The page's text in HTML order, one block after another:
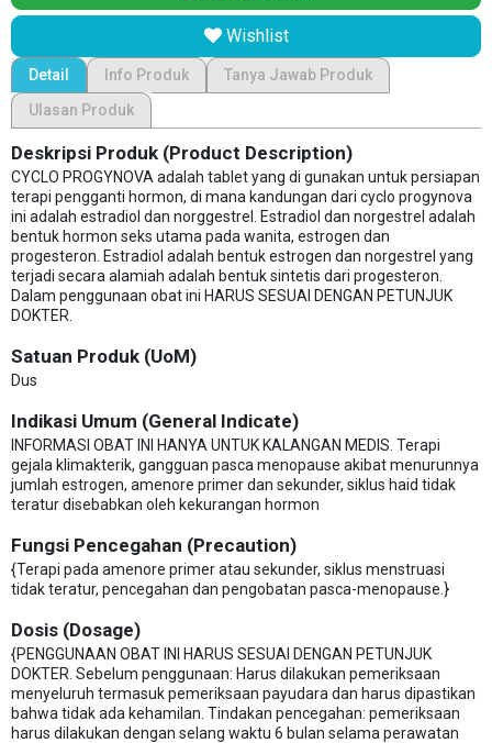
Wishlist
Detail Info Produk
Tanya Jawab Produk
Ulasan Produk
Deskripsi Produk (Product Description)
CYCLO PROGYNOVA adalah tablet yang di gunakan untuk persiapan
terapi pengganti hormon, di mana kandungan dari cyclo progynova
ini adalah estradiol dan norggestrel. Estradiol dan norgestrel adalah
bentuk hormon seks utama pada wanita, estrogen dan
progesteron. Estradiol adalah bentuk estrogen dan norgestrel yang
terjadi secara alamiah adalah bentuk sintetis dari progesteron.
Dalam penggunaan obat ini HARUS SESUAI DENGAN PETUNJUK
DOKTER.
Satuan Produk (UoM)
Dus
Indikasi Umum (General Indicate)
INFORMASI OBAT INI HANYA UNTUK KALANGAN MEDIS. Terapi
gejala klimakterik, gangguan pasca menopause akibat menurunnya
jumlah estrogen, amenore primer dan sekunder, siklus haid tidak
teratur disebabkan oleh kekurangan hormon
Fungsi Pencegahan (Precaution)
{Terapi pada amenore primer atau sekunder, siklus menstruasi
tidak teratur, pencegahan dan pengobatan pasca-menopause.}
Dosis (Dosage)
{PENGGUNAAN OBAT INI HARUS SESUAI DENGAN PETUNJUK
DOKTER. Sebelum penggunaan: Harus dilakukan pemeriksaan
menyeluruh termasuk pemeriksaan payudara dan harus dipastikan
bahwa tidak ada kehamilan. Tindakan pencegahan: pemeriksaan
harus dilakukan dengan selang waktu 6 bulan selama perawatan